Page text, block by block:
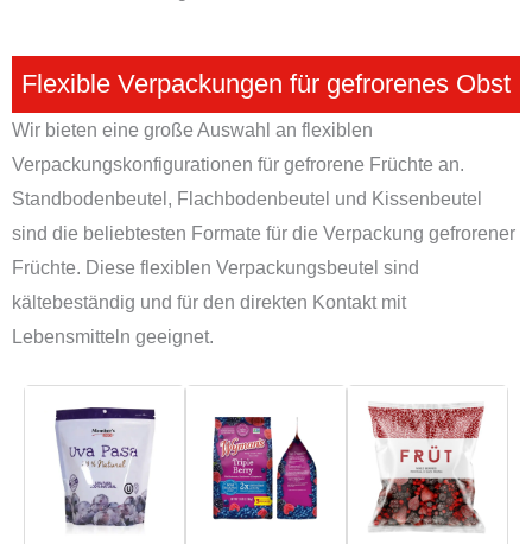
Flexible Verpackungen für gefrorenes Obst
Wir bieten eine große Auswahl an flexiblen
Verpackungskonfigurationen für gefrorene Früchte an.
Standbodenbeutel, Flachbodenbeutel und Kissenbeutel
sind die beliebtesten Formate für die Verpackung gefrorener
Früchte. Diese flexiblen Verpackungsbeutel sind
kältebeständig und für den direkten Kontakt mit
Lebensmitteln geeignet.